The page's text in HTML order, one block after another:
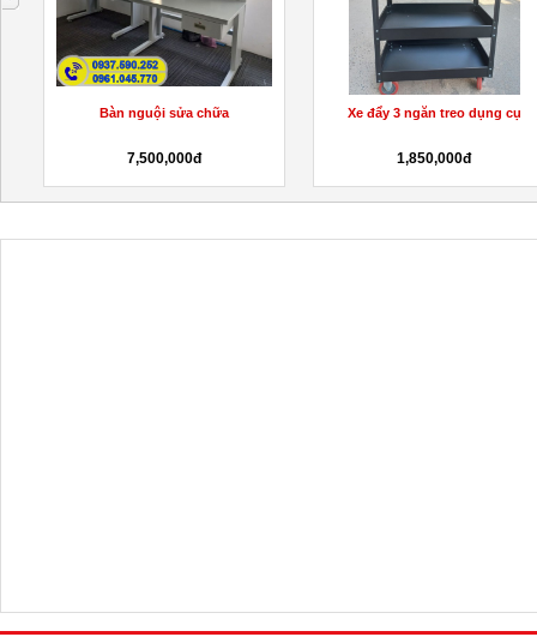
Bàn nguội sửa chữa
7,500,000đ
Xe đẩy 3 ngăn treo dụng cụ
1,850,000đ